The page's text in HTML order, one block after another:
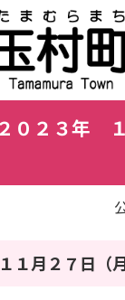
０２３年
１月２７日（